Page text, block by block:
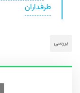
طرفداران
بررسی